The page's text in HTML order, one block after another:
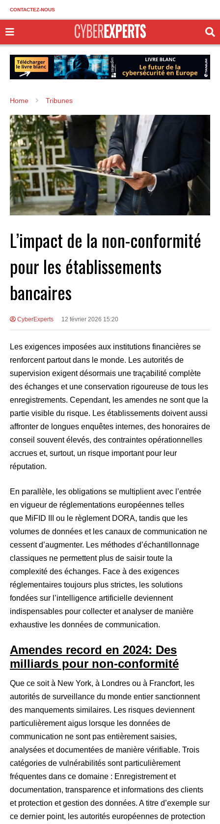
CONTACTEZ-NOUS
Home Tribunes
L’impact de la non-conformité
pour les établissements
bancaires
CyberExperts 12 février 2026 15:20
Les exigences imposées aux institutions financières se
renforcent partout dans le monde. Les autorités de
supervision exigent désormais une traçabilité complète
des échanges et une conservation rigoureuse de tous les
enregistrements. Cependant, les amendes ne sont que la
partie visible du risque. Les établissements doivent aussi
affronter de longues enquêtes internes, des honoraires de
conseil souvent élevés, des contraintes opérationnelles
accrues et, surtout, un risque important pour leur
réputation.
En parallèle, les obligations se multiplient avec l’entrée
en vigueur de réglementations européennes telles
que MiFID III ou le règlement DORA, tandis que les
volumes de données et les canaux de communication ne
cessent d’augmenter. Les méthodes d’échantillonnage
classiques ne permettent plus de saisir toute la
complexité des échanges. Face à des exigences
réglementaires toujours plus strictes, les solutions
fondées sur l’intelligence artificielle deviennent
indispensables pour collecter et analyser de manière
exhaustive les données de communication.
Amendes record en 2024: Des
milliards pour non-conformité
Que ce soit à New York, à Londres ou à Francfort, les
autorités de surveillance du monde entier sanctionnent
des manquements similaires. Les risques deviennent
particulièrement aigus lorsque les données de
communication ne sont pas entièrement saisies,
analysées et documentées de manière vérifiable. Trois
catégories de vulnérabilités sont particulièrement
fréquentes dans ce domaine : Enregistrement et
documentation, transparence et informations des clients
et protection et gestion des données. A titre d’exemple sur
ce dernier point, les autorités européennes de protection